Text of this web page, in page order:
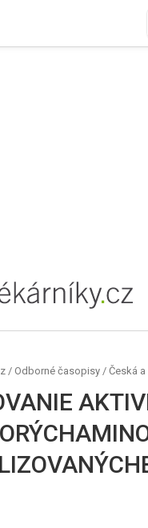
/ Odborné časopisy / Česká